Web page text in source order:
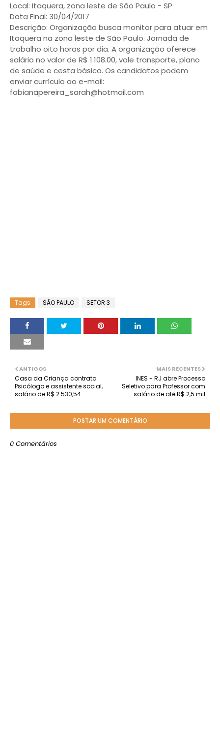
Local: Itaquera, zona leste de São Paulo - SP
Data Final: 30/04/2017
Descrição: Organização busca monitor para atuar em
Itaquera na zona leste de São Paulo. Jornada de
trabalho oito horas por dia. A organização oferece
salário no valor de R$ 1.108.00, vale transporte, plano
de saúde e cesta básica. Os candidatos podem
enviar currículo ao e-mail:
fabianapereira_sarah@hotmail.com
Tags SÃO PAULO SETOR 3
MAIS RECENTES
INES - RJ abre Processo
Seletivo para Professor com
salário de até R$ 2,5 mil
ANTIGOS
Casa da Criança contrata
Psicólogo e assistente social,
salário de R$ 2.530,54
POSTAR UM COMENTÁRIO
0 Comentários